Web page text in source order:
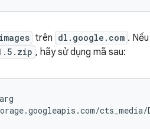
images trên dl.google.com .
, hãy sử dụng mã sau: